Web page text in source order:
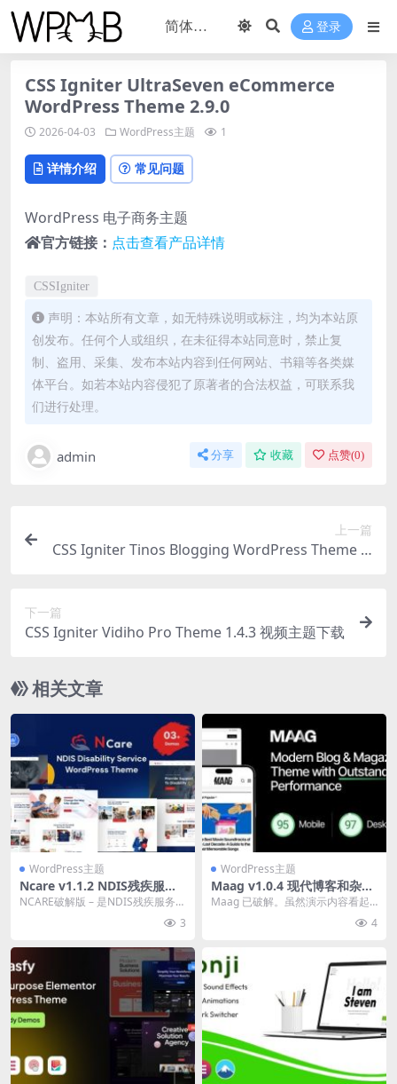
登录
CSS Igniter UltraSeven eCommerce
WordPress Theme 2.9.0
2026-04-03 WordPress主题 1
详情介绍 常见问题
WordPress 电子商务主题
官方链接： 点击查看产品详情
CSSIgniter
声明：本站所有文章，如无特殊说明或标注，均为本站原
创发布。任何个人或组织，在未征得本站同意时，禁止复
制、盗用、采集、发布本站内容到任何网站、书籍等各类媒
体平台。如若本站内容侵犯了原著者的合法权益，可联系我
们进行处理。
admin 分享 收藏 点赞(0)
上一篇
CSS Igniter Tinos Blogging WordPress Theme 1.
下一篇
CSS Igniter Vidiho Pro Theme 1.4.3 视频主题下载
相关文章
WordPress主题
Ncare v1.1.2 NDIS残疾服务
WordPress主题下载
NCARE破解版 – 是NDIS残疾服务W
3
WordPress主题
Maag v1.0.4 现代博客和杂志
wordpress主题下载
Maag 已破解。虽然演示内容看起
4